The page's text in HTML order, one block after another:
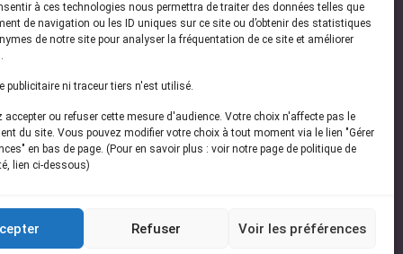
à ces technologies nous permettra de traiter des données telles que
de navigation ou les ID uniques sur ce site ou d’obtenir des statistiques
de notre site pour analyser la fréquentation de ce site et améliorer
publicitaire ni traceur tiers n'est utilisé.
accepter ou refuser cette mesure d'audience. Votre choix n'affecte pas le
du site. Vous pouvez modifier votre choix à tout moment via le lien "Gérer
en bas de page. (Pour en savoir plus : voir notre page de politique de
lien ci-dessous)
Refuser Voir les préférences
vous à notrenewsletter
les dernières actualités de l'ONCD